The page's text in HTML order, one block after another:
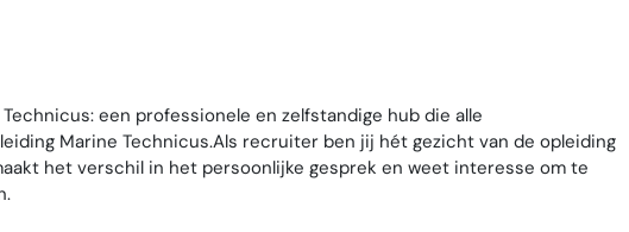
een professionele en zelfstandige hub die alle
Marine Technicus.Als recruiter ben jij hét gezicht van de opleiding
het verschil in het persoonlijke gesprek en weet interesse om te